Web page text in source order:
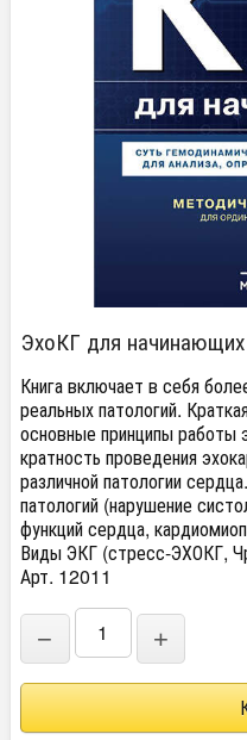
ЭхоКГ для
Книга включает в себя
реальных патологий.
основные принципы работы
кратность проведения
различной патологии
патологий (нарушение
функций сердца,
Виды ЭКГ (стресс-ЭХОКГ,
Арт. 12011
− +